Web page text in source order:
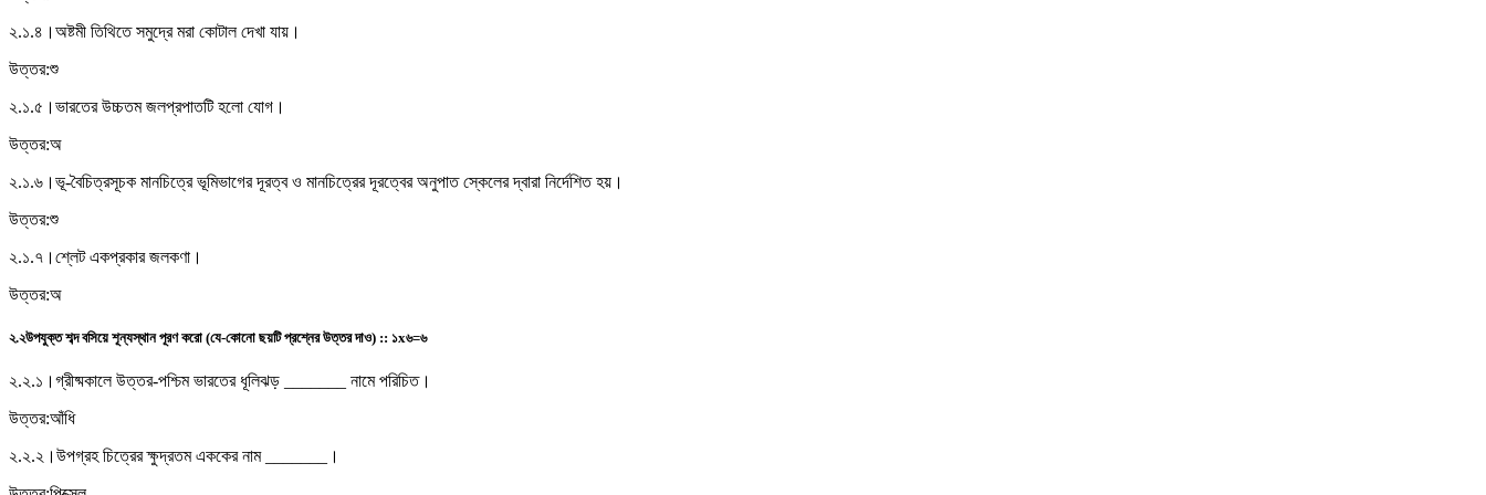
২.১.৪। অষ্টমী তিথিতে সমুদ্রে মরা কোটাল দেখা যায়।
উত্তর:শু
২.১.৫। ভারতের উচ্চতম জলপ্রপাতটি হলো যোগ।
উত্তর:অ
২.১.৬। ভূ-বৈচিত্রসূচক মানচিত্রে ভূমিভাগের দূরত্ব ও মানচিত্রের দূরত্বের অনুপাত স্কেলের দ্বারা নির্দেশিত হয়।
উত্তর:শু
২.১.৭। শ্লেট একপ্রকার জলকণা।
উত্তর:অ
২.২উপযুক্ত শব্দ বসিয়ে শূন্যস্থান পূরণ করো (যে-কোনো ছয়টি প্রশ্নের উত্তর দাও) :: ১x৬=৬
২.২.১। গ্রীষ্মকালে উত্তর-পশ্চিম ভারতের ধূলিঝড় _______ নামে পরিচিত।
উত্তর:আঁধি
২.২.২। উপগ্রহ চিত্রের ক্ষুদ্রতম এককের নাম _______।